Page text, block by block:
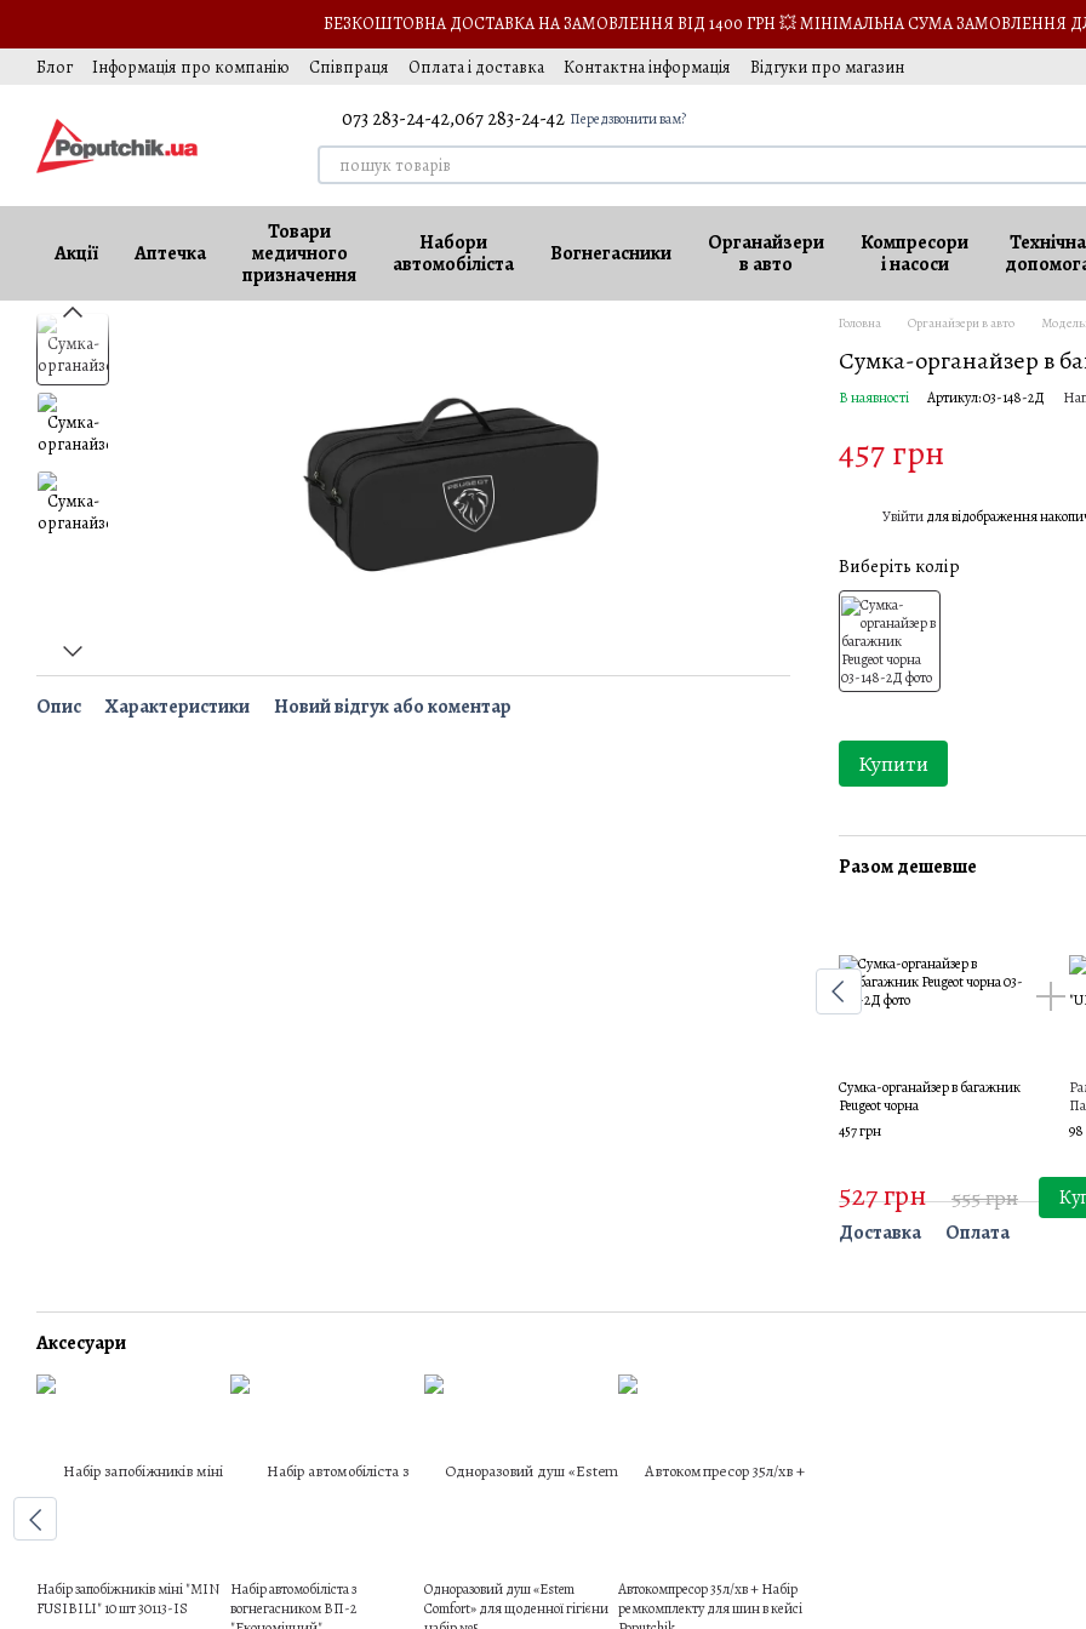
БЕЗКОШТОВНА ДОСТАВКА НА ЗАМОВЛЕННЯ ВІД 1400 ГРН 💥 МІНІМАЛЬНА СУМА ЗАМОВЛЕННЯ
Блог
Інформація про компанію Співпраця Оплата і доставка Контактна інформація
Відгуки про магазин
073 283-24-42,067 283-24-42 Передзвонити вам?
Акції Аптечка
Товари
медичного
призначення
Набори
автомобіліста
Вогнегасники
Органайзери
в авто
Компресори
і насоси
Технічна
Опис Характеристики Новий відгук або коментар
Головна Органайзери в авто
Сумка-органайзер в
В наявності Артикул: 03-148-2Д
457 грн
Увійтидля відображення
Виберіть колір
Купити
Разом дешевше
Сумка-органайзер в багажник
Peugeot чорна
457 грн
527 грн 555 грн
Доставка
Оплата
Аксесуари
Набір запобіжників міні "MIN
FUSIBILI" 10 шт 30113-IS
Набір автомобіліста з
вогнегасником ВП-2
Одноразовий душ «Estem
Comfort» для щоденної гігієни
Автокомпресор 35л/хв + Набір
ремкомплекту для шин в кейсі